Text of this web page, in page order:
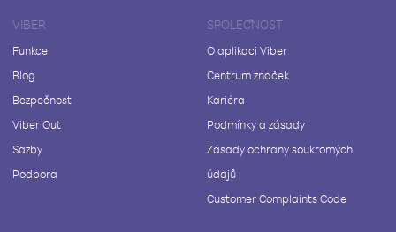
VIBER
Funkce
Blog
Bezpečnost
Viber Out
Sazby
Podpora
SPOLEČNOST
O aplikaci Viber
Centrum značek
Kariéra
Podmínky a zásady
Zásady ochrany soukromých
údajů
Customer Complaints Code